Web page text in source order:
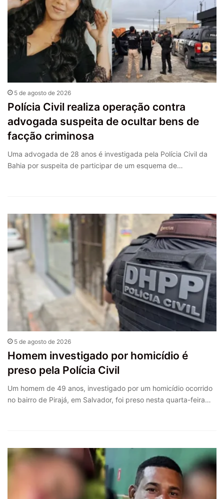
5 de agosto de 2026
Polícia Civil realiza operação contra
advogada suspeita de ocultar bens de
facção criminosa
Uma advogada de 28 anos é investigada pela Polícia Civil da
Bahia por suspeita de participar de um esquema de…
5 de agosto de 2026
Homem investigado por homicídio é
preso pela Polícia Civil
Um homem de 49 anos, investigado por um homicídio ocorrido
no bairro de Pirajá, em Salvador, foi preso nesta quarta-feira…